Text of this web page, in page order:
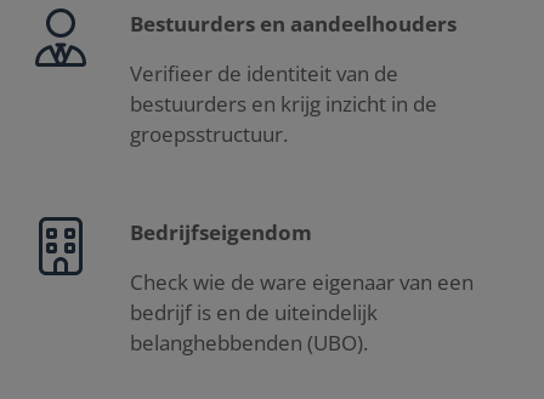
Bestuurders en aandeelhouders
Verifieer de identiteit van de
bestuurders en krijg inzicht in de
groepsstructuur.
Bedrijfseigendom
Check wie de ware eigenaar van een
bedrijf is en de uiteindelijk
belanghebbenden (UBO).